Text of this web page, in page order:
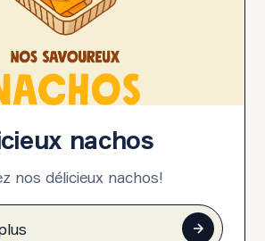
nachos
nos délicieux nachos!